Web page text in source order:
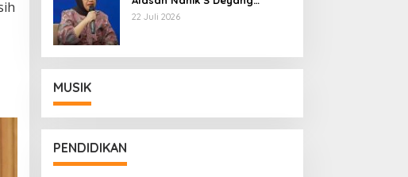
Mundur dari BGN, Prabowo
22 Juli 2026
MUSIK
PENDIDIKAN